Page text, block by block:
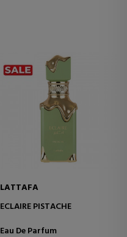
LATTAFA
ECLAIRE PISTACHE
Eau De Parfum